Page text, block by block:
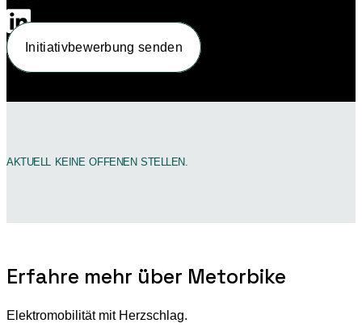
Initiativbewerbung senden
AKTUELL KEINE OFFENEN STELLEN.
Erfahre mehr über Metorbike
Elektromobilität mit Herzschlag.